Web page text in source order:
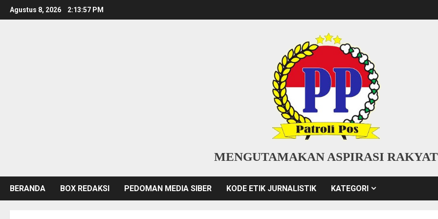
Skip
to
Agustus 8, 2026 2:13:58 PM
MENGUTAMAKAN ASPIRASI RAKYAT
BERANDA BOX REDAKSI PEDOMAN MEDIA SIBER KODE ETIK JURNALISTIK KATEGORI